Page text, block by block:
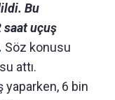
Bu
saat uçuş
Söz konusu
attı.
6 bin